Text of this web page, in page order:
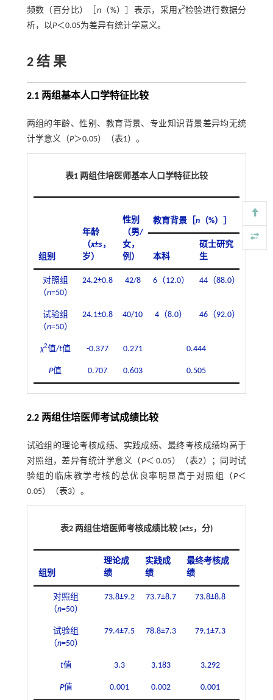
频数（百分比）［ n（%）］表示，采用 χ2检验进行数据分
析，以P＜0.05为差异有统计学意义。
2 结 果
2.1 两组基本人口学特征比较
两组的年龄、性别、教育背景、专业知识背景差异均无统
计学意义（P＞0.05）（表1）。
表1 两组住培医师基本人口学特征比较
组别
年龄
（x±s，
岁）
性别
（男/
女，
例）
教育背景［ n（%）］
专业
本科
硕士研究
生
对照组
（n=50）
24.2±0.8 42/8 6（12.0） 44（88.0）
试验组
（n=50）
24.1±0.8 40/10 4（8.0） 46（92.0）
χ2值/t值 -0.377 0.271 0.444
P值 0.707 0.603 0.505
2.2 两组住培医师考试成绩比较
试验组的理论考核成绩、实践成绩、最终考核成绩均高于
对照组，差异有统计学意义（P＜ 0.05）（表2）；同时试
验组的临床教学考核的总优良率明显高于对照组（P＜
0.05）（表3）。
表2 两组住培医师考核成绩比较 (x±s，分)
组别
理论成
绩
实践成
绩
最终考核成
绩
对照组
（n=50）
73.8±9.2 73.7±8.7 73.8±8.8
试验组
（n=50）
79.4±7.5 78.8±7.3 79.1±7.3
t值 3.3 3.183 3.292
P值 0.001 0.002 0.001